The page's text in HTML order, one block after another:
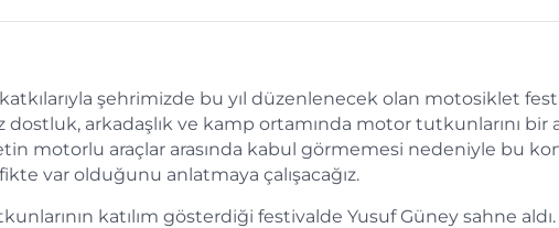
şehrimizde bu yıl düzenlenecek olan motosiklet
dostluk, arkadaşlık ve kamp ortamında motor tutkunlarını bir
motorlu araçlar arasında kabul görmemesi nedeniyle bu
var olduğunu anlatmaya çalışacağız.
katılım gösterdiği festivalde Yusuf Güney sahne aldı.